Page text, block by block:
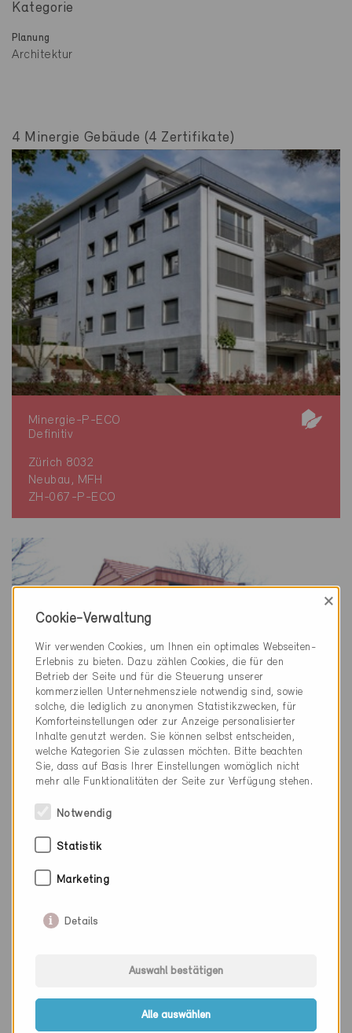
Kategorie
Planung
Architektur
4 Minergie Gebäude (4 Zertifikate)
Minergie-P-ECO
Definitiv
Zürich 8032
Neubau, MFH
ZH-067-P-ECO
Minergie
Definitiv
Uster 8610
Erneuerung, EFH
ZH-5271
Cookie-Verwaltung
×
Wir verwenden Cookies, um Ihnen ein optimales Webseiten-
Erlebnis zu bieten. Dazu zählen Cookies, die für den
Betrieb der Seite und für die Steuerung unserer
kommerziellen Unternehmensziele notwendig sind, sowie
solche, die lediglich zu anonymen Statistikzwecken, für
Komforteinstellungen oder zur Anzeige personalisierter
Inhalte genutzt werden. Sie können selbst entscheiden,
welche Kategorien Sie zulassen möchten. Bitte beachten
Sie, dass auf Basis Ihrer Einstellungen womöglich nicht
mehr alle Funktionalitäten der Seite zur Verfügung stehen.
Notwendig
Statistik
Marketing
Details
Auswahl bestätigen
Alle auswählen